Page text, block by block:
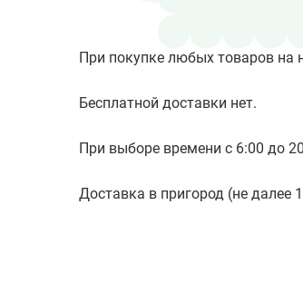
При покупке любых товаров на
Бесплатной доставки нет.
При выборе времени с 6:00 до
Доставка в пригород (не далее